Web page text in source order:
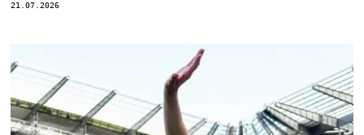
21.07.2026